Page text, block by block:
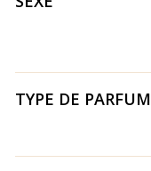
TYPE DE PARFUM